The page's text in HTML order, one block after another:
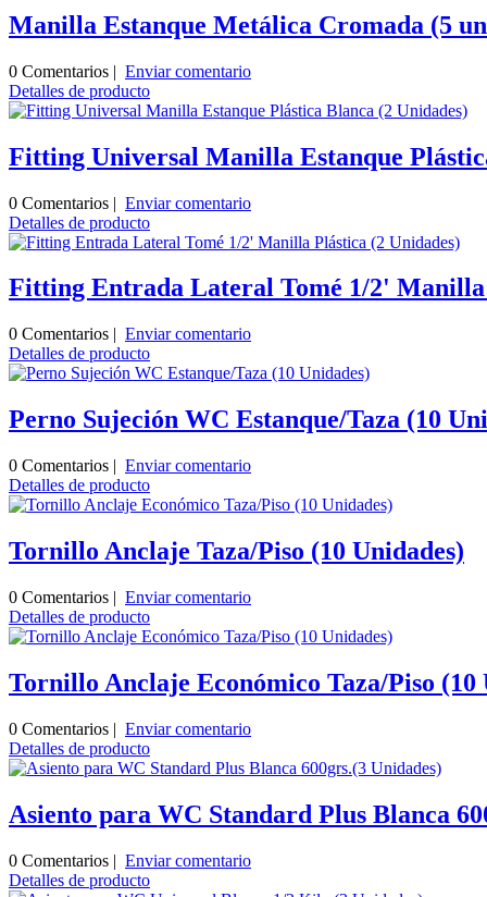
Manilla Estanque Metálica Cromada (5
0 Comentarios | Enviar comentario
Detalles de producto
Fitting Universal Manilla Estanque
0 Comentarios | Enviar comentario
Detalles de producto
Fitting Entrada Lateral Tomé 1/2' Manilla
0 Comentarios | Enviar comentario
Detalles de producto
Perno Sujeción WC Estanque/Taza (10
0 Comentarios | Enviar comentario
Detalles de producto
Tornillo Anclaje Taza/Piso (10 Unidades)
0 Comentarios | Enviar comentario
Detalles de producto
Tornillo Anclaje Económico Taza/Piso (10
0 Comentarios | Enviar comentario
Detalles de producto
Asiento para WC Standard Plus Blanca
0 Comentarios | Enviar comentario
Detalles de producto